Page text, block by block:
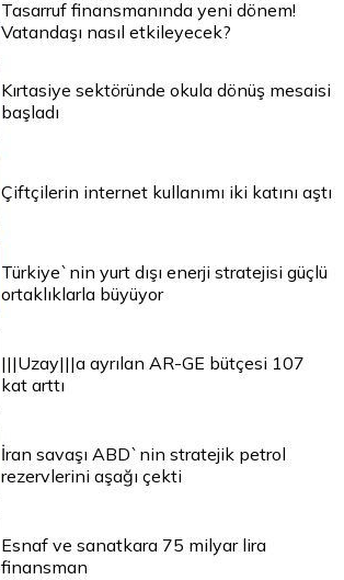
Tasarruf finansmanında yeni dönem!
Vatandaşı nasıl etkileyecek?
Kırtasiye sektöründe okula dönüş mesaisi
başladı
Çiftçilerin internet kullanımı iki katını aştı
Türkiye`nin yurt dışı enerji stratejisi güçlü
ortaklıklarla büyüyor
|||Uzay|||a ayrılan AR-GE bütçesi 107
kat arttı
İran savaşı ABD`nin stratejik petrol
rezervlerini aşağı çekti
Esnaf ve sanatkara 75 milyar lira
finansman